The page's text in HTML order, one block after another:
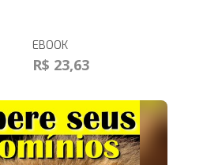
EBOOK
R$ 23,63